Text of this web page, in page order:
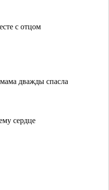
с отцом
дважды спасла
сердце